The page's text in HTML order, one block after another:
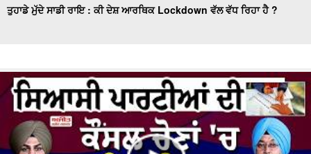
ਤੁਹਾਡੇ ਮੁੱਦੇ ਸਾਡੀ ਰਾਇ : ਕੀ ਦੇਸ਼ ਆਰਥਿਕ Lockdown ਵੱਲ ਵੱਧ ਰਿਹਾ ਹੈ ?